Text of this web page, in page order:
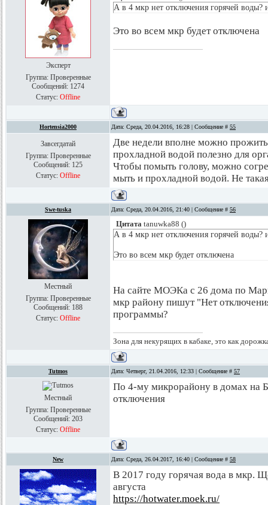
Эксперт
Группа: Проверенные
Сообщений: 1274
Статус: Offline
А в 4 мкр нет отключения горячей
Это во всем мкр будет отключена
Hortensia2000 Дата: Среда, 20.04.2016, 16:28 | Сообщение # 55
Завсегдатай
Группа: Проверенные
Сообщений: 125
Статус: Offline
Две недели вполне можно прожить
прохладной водой полезно для
Чтобы помыть голову, можно
мыть и прохладной водой. Не
Swe-tuska Дата: Среда, 20.04.2016, 21:40 | Сообщение # 56
Местный
Группа: Проверенные
Сообщений: 188
Статус: Offline
Цитата tanuwka88 ()
А в 4 мкр нет отключения горячей
Это во всем мкр будет отключена
На сайте МОЭКа с 26 дома по
мкр району пишут "Нет
программы?
Зона для некурящих в кабаке, это как
Tutmos Дата: Четверг, 21.04.2016, 12:33 | Сообщение # 57
Местный
Группа: Проверенные
Сообщений: 203
Статус: Offline
По 4-му микрорайону в домах на
отключения
New Дата: Среда, 26.04.2017, 16:40 | Сообщение # 58
В 2017 году горячая вода в мкр.
августа
https://hotwater.moek.ru/